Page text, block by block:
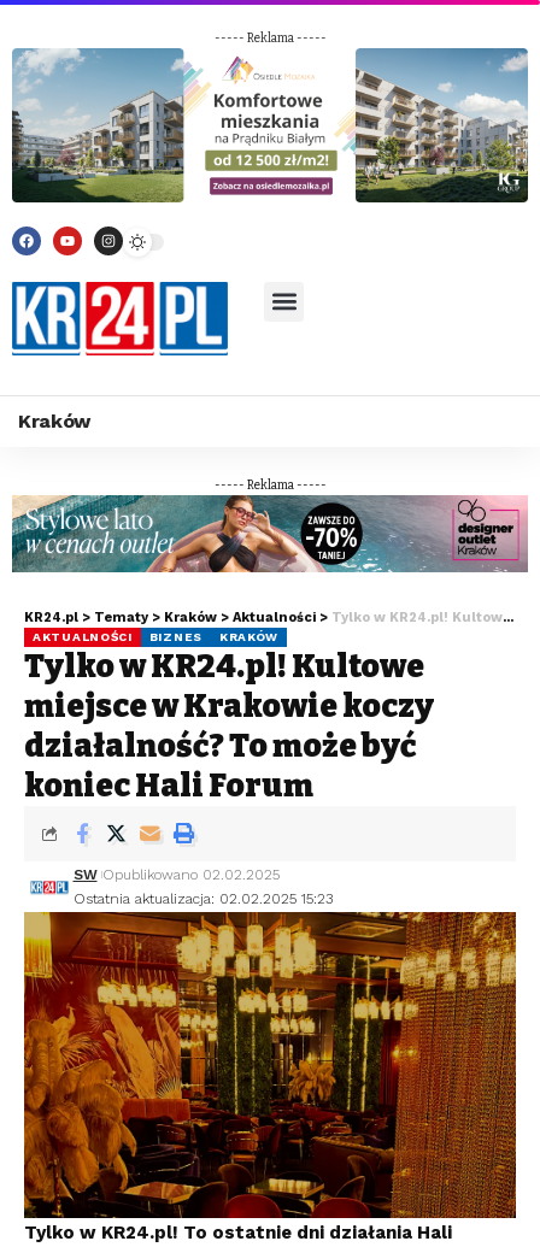
----- Reklama -----
Kraków
----- Reklama -----
KR24.pl > Tematy > Kraków > Aktualności > Tylko w KR24.pl! Kultowe miejsce w Krakowie kończy działalność? To może być koniec Hali Forum
AKTUALNOŚCI BIZNES KRAKÓW
Tylko w KR24.pl! Kultowe
miejsce w Krakowie kończy
działalność? To może być
koniec Hali Forum
Ostatnia aktualizacja: 02.02.2025 15:23
SW Opublikowano 02.02.2025
Tylko w KR24.pl! To ostatnie dni działania Hali